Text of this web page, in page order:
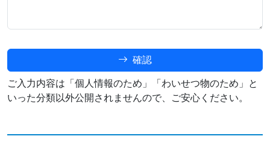
確認
ご入力内容は「個人情報のため」「わいせつ物のため」と
いった分類以外公開されませんので、ご安心ください。